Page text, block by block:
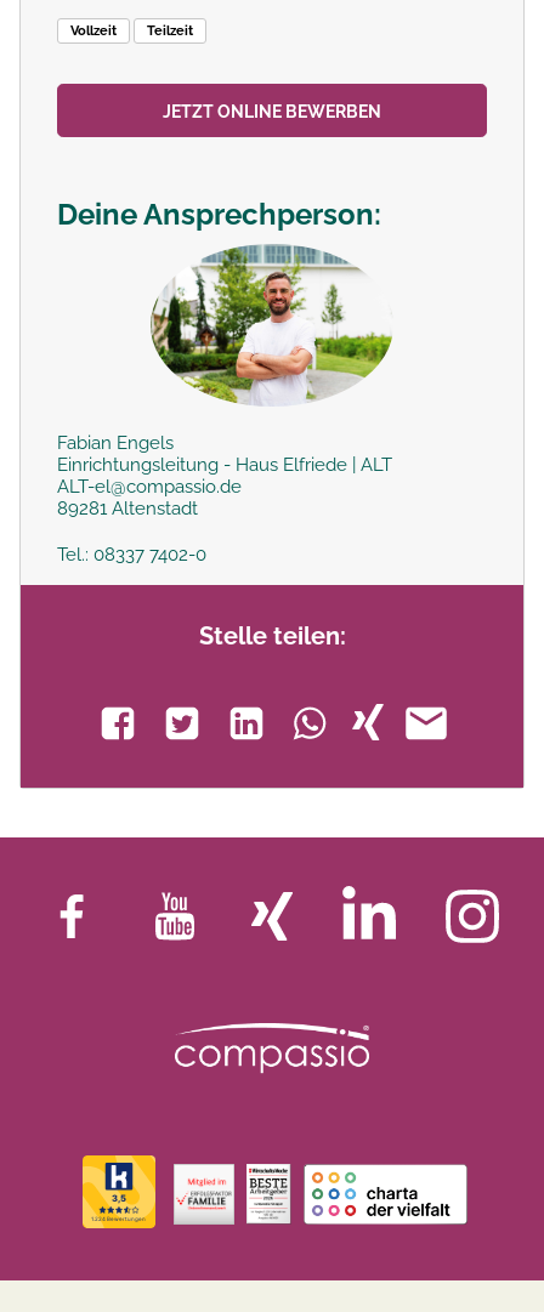
Vollzeit Teilzeit
JETZT ONLINE BEWERBEN
Deine Ansprechperson:
Fabian Engels
Einrichtungsleitung - Haus Elfriede | ALT
ALT-el@compassio.de
89281 Altenstadt
Tel.: 08337 7402-0
Stelle teilen: